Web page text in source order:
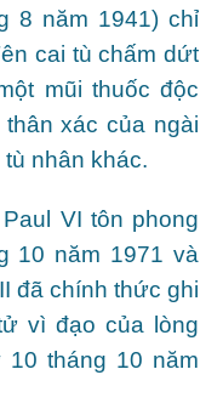
8 năm 1941) chỉ
cai tù chấm dứt
mũi thuốc độc
xác của ngài
nhân khác.
VI tôn phong
10 năm 1971 và
đã chính thức ghi
vì đạo của lòng
10 tháng 10 năm